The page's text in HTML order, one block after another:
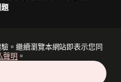
。繼續瀏覽本網站即表示您同
聲明 。
。Prudential plc為一家控股公
授權及規管（視情況而定）。香港主
樓。
於美國的公司）及The Prudential